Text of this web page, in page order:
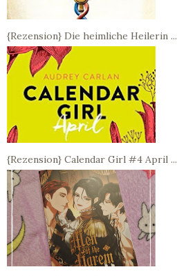
{Rezension} Die heimliche Heilerin ...
{Rezension} Calendar Girl #4 April ...